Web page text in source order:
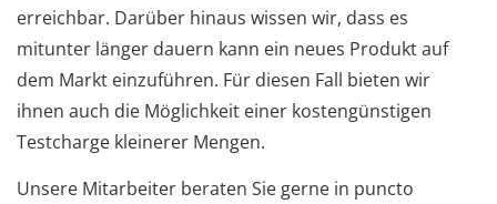
erreichbar. Darüber hinaus wissen wir, dass es
mitunter länger dauern kann ein neues Produkt auf
dem Markt einzuführen. Für diesen Fall bieten wir
ihnen auch die Möglichkeit einer kostengünstigen
Testcharge kleinerer Mengen.
Unsere Mitarbeiter beraten Sie gerne in puncto